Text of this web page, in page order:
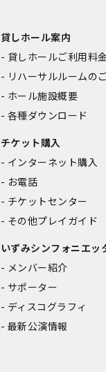
貸しホール案内
貸しホールご利用料
リハーサルルームの
ホール施設概要
各種ダウンロード
チケット購入
インターネット購入
お電話
チケットセンター
その他プレイガイド
いずみシンフォニエッ
メンバー紹介
サポーター
ディスコグラフィ
最新公演情報